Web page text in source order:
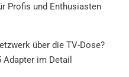
Profis und Enthusiasten
über die TV-Dose?
Adapter im Detail